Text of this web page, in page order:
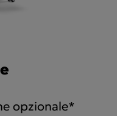
opzionale*